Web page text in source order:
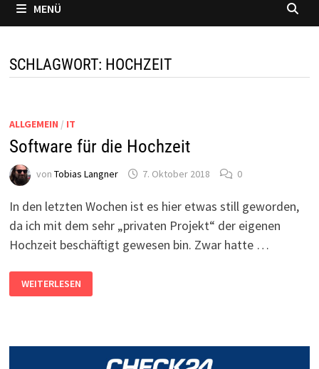
MENÜ
SCHLAGWORT: HOCHZEIT
ALLGEMEIN / IT
Software für die Hochzeit
von Tobias Langner 7. Oktober 2018 0
In den letzten Wochen ist es hier etwas still geworden,
da ich mit dem sehr „privaten Projekt“ der eigenen
Hochzeit beschäftigt gewesen bin. Zwar hatte …
SOFTWARE
FÜR
DIE
WEITERLESEN